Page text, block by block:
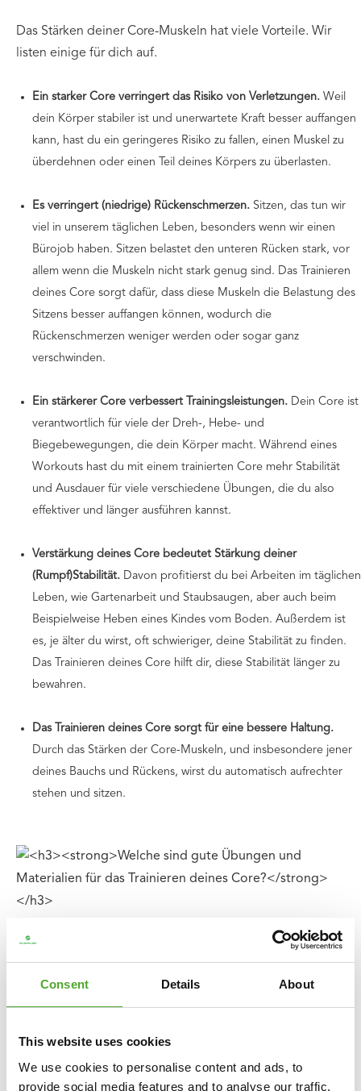
Consent Details About
This website uses cookies
We use cookies to personalise content and ads, to
provide social media features and to analyse our traffic.
Das Stärken deiner Core-Muskeln hat viele Vorteile. Wir
listen einige für dich auf.
Ein starker Core verringert das Risiko von Verletzungen. Weil
dein Körper stabiler ist und unerwartete Kraft besser auffangen
kann, hast du ein geringeres Risiko zu fallen, einen Muskel zu
überdehnen oder einen Teil deines Körpers zu überlasten.
Es verringert (niedrige) Rückenschmerzen. Sitzen, das tun wir
viel in unserem täglichen Leben, besonders wenn wir einen
Bürojob haben. Sitzen belastet den unteren Rücken stark, vor
allem wenn die Muskeln nicht stark genug sind. Das Trainieren
deines Core sorgt dafür, dass diese Muskeln die Belastung des
Sitzens besser auffangen können, wodurch die
Rückenschmerzen weniger werden oder sogar ganz
verschwinden.
Ein stärkerer Core verbessert Trainingsleistungen. Dein Core ist
verantwortlich für viele der Dreh-, Hebe- und
Biegebewegungen, die dein Körper macht. Während eines
Workouts hast du mit einem trainierten Core mehr Stabilität
und Ausdauer für viele verschiedene Übungen, die du also
effektiver und länger ausführen kannst.
Verstärkung deines Core bedeutet Stärkung deiner
(Rumpf)Stabilität. Davon profitierst du bei Arbeiten im täglichen
Leben, wie Gartenarbeit und Staubsaugen, aber auch beim
Beispielweise Heben eines Kindes vom Boden. Außerdem ist
es, je älter du wirst, oft schwieriger, deine Stabilität zu finden.
Das Trainieren deines Core hilft dir, diese Stabilität länger zu
bewahren.
Das Trainieren deines Core sorgt für eine bessere Haltung.
Durch das Stärken der Core-Muskeln, und insbesondere jener
deines Bauchs und Rückens, wirst du automatisch aufrechter
stehen und sitzen.
Welche sind gute Übungen
Trainieren deines Core?
Du kannst deinen gesamten Rumpf mit einem
Rollen trainierst du effektiv deinen Core durch eine